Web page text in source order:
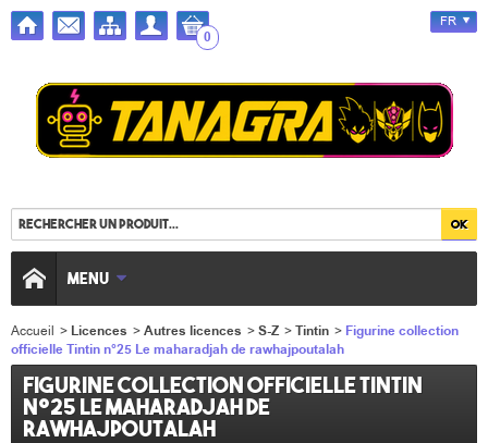
0
FR
MENU
Accueil > Licences >Autres licences >S-Z >Tintin > Figurine collection
officielle Tintin n°25 Le maharadjah de rawhajpoutalah
Figurine collection officielle Tintin
n°25 Le maharadjah de
rawhajpoutalah